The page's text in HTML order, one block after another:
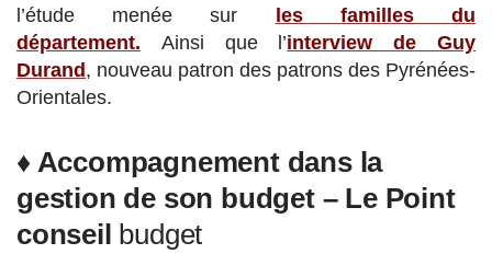
l’étude menée sur les familles du
département. Ainsi que l’interview de Guy
Durand, nouveau patron des patrons des Pyrénées-
Orientales.
♦ Accompagnement dans la
gestion de son budget – Le Point
conseil budget